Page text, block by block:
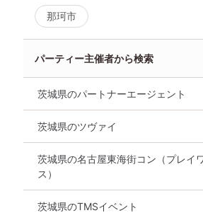
那珂市
パーティー主催者から検索
茨城県のパートナーエージェント
茨城県のツヴァイ
茨城県の名古屋東海街コン（プレイ
ス）
茨城県のTMSイベント